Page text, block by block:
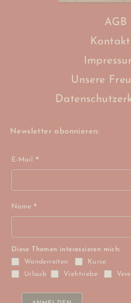
Newsletter abonnieren:
E-Mail *
Name *
Diese Themen interessieren mich:
Wanderreiten
Kurse
Urlaub
Viehtriebe
AGB
Kontakt
Unsere